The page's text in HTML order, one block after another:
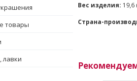
товары
лавки
Вес изделия: 19,6
Страна-